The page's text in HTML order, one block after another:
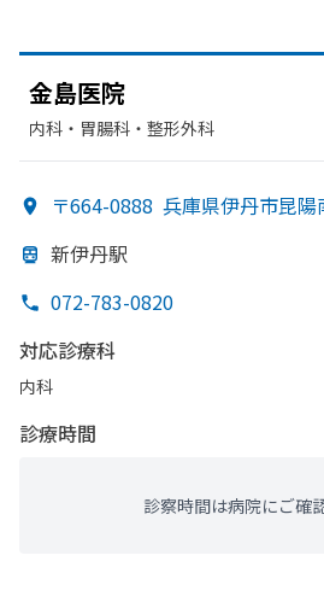
金島医院
内科・​胃腸科・​整形外科
〒664-0888 兵庫県伊丹市昆陽
新伊丹駅
072-783-0820
対応診療科
内科
診療時間
診察時間は病院にご確